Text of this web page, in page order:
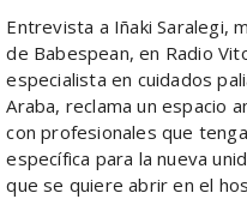
Entrevista a Iñaki Saralegi,
de Babespean, en Radio
especialista en cuidados
Araba, reclama un espacio
con profesionales que
específica para la nueva
que se quiere abrir en el